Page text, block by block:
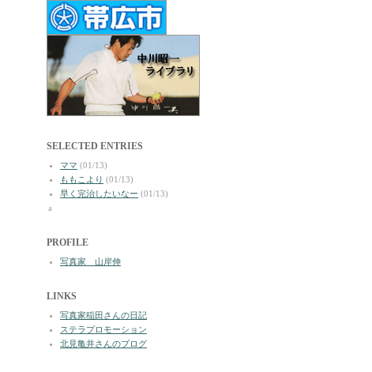
SELECTED ENTRIES
ママ (01/13)
ももこより (01/13)
早く完治したいなー (01/13)
a
PROFILE
写真家 山岸伸
LINKS
写真家稲田さんの日記
ステラプロモーション
北見亀井さんのブログ